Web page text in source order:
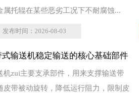
属托辊在某些恶劣工况下不耐腐蚀...
发布时间：2026-08-03
输送机稳定输送的核心基础部件
机zui主要支承部件，用来支撑输送带
皮带被动旋转，降低运行阻力，限制皮